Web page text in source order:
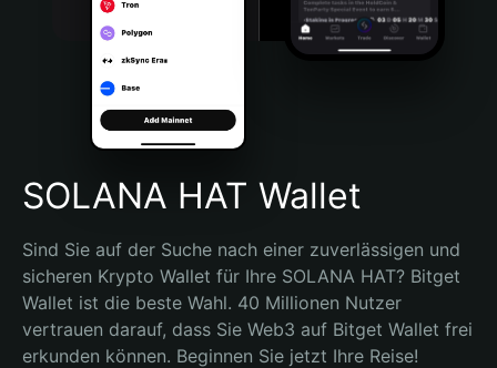
Português (Brasil)
Español (Argentina)
SOLANA HAT Wallet
Sind Sie auf der Suche nach einer zuverlässigen und
sicheren Krypto Wallet für Ihre SOLANA HAT? Bitget
Wallet ist die beste Wahl. 40 Millionen Nutzer
vertrauen darauf, dass Sie Web3 auf Bitget Wallet frei
erkunden können. Beginnen Sie jetzt Ihre Reise!